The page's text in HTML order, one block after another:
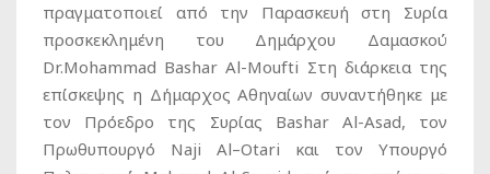
πραγματοποιεί από την Παρασκευή στη Συρία
προσκεκλημένη του Δημάρχου Δαμασκού
Dr.Mohammad Bashar Al-Moufti Στη διάρκεια της
επίσκεψης η Δήμαρχος Αθηναίων συναντήθηκε με
τον Πρόεδρο της Συρίας Bashar Al-Asad, τον
Πρωθυπουργό Naji Al–Otari και τον Υπουργό